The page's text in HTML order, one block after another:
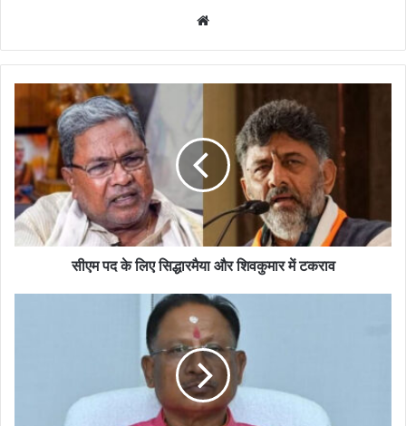
सीएम पद के लिए सिद्धारमैया और शिवकुमार में टकराव